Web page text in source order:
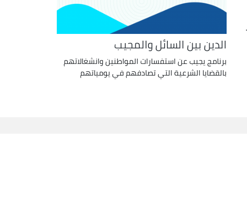
الدين بين السائل والمجيب
برنامج يجيب عن استفسارات المواطنين وانشغالاتهم
بالقضايا الشرعية التي تصادفهم في يومياتهم